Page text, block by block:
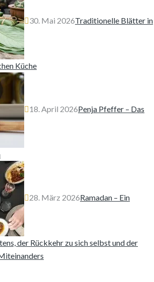
30. Mai 2026Traditionelle Blätter in
Küche
18. April 2026Penja Pfeffer – Das
28. März 2026Ramadan – Ein
der Rückkehr zu sich selbst und der